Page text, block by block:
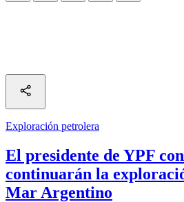
Exploración petrolera
El presidente de YPF
continuarán la
Mar Argentino